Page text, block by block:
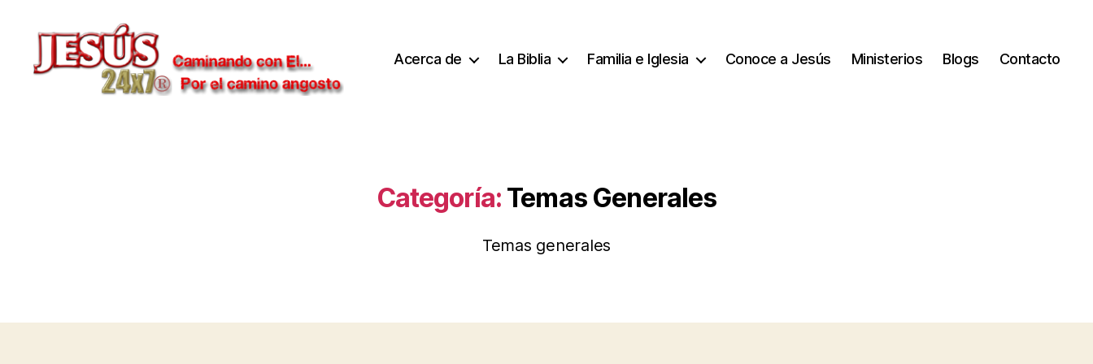
Acerca de La Biblia Familia e Iglesia Conoce a Jesús Ministerios Blogs Contacto
Categoría: Temas Generales
Temas generales